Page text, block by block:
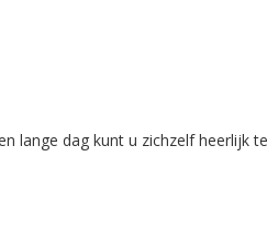
lange dag kunt u zichzelf heerlijk